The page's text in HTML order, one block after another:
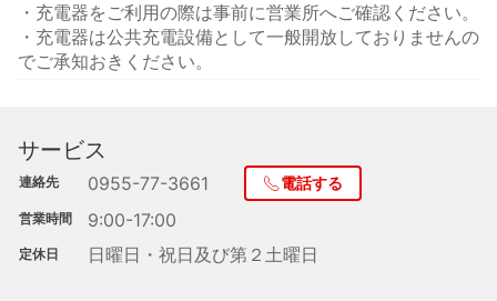
・充電器をご利用の際は事前に営業所へご確認ください。
・充電器は公共充電設備として一般開放しておりませんの
でご承知おきください。
サービス
連絡先 0955-77-3661 電話する
営業時間 9:00-17:00
定休日 日曜日・祝日及び第２土曜日